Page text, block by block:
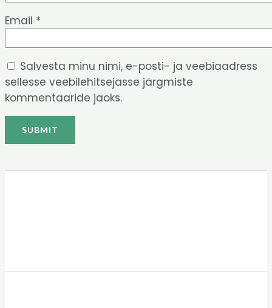
Email *
Salvesta minu nimi, e-posti- ja veebiaadress
sellesse veebilehitsejasse järgmiste
kommentaaride jaoks.